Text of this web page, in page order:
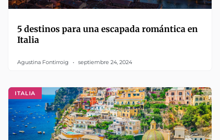
5 destinos para una escapada romántica en
Italia
Agustina Fontirroig septiembre 24, 2024
ITALIA